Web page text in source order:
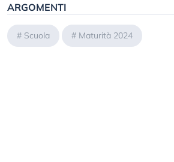
ARGOMENTI
# Scuola # Maturità 2024